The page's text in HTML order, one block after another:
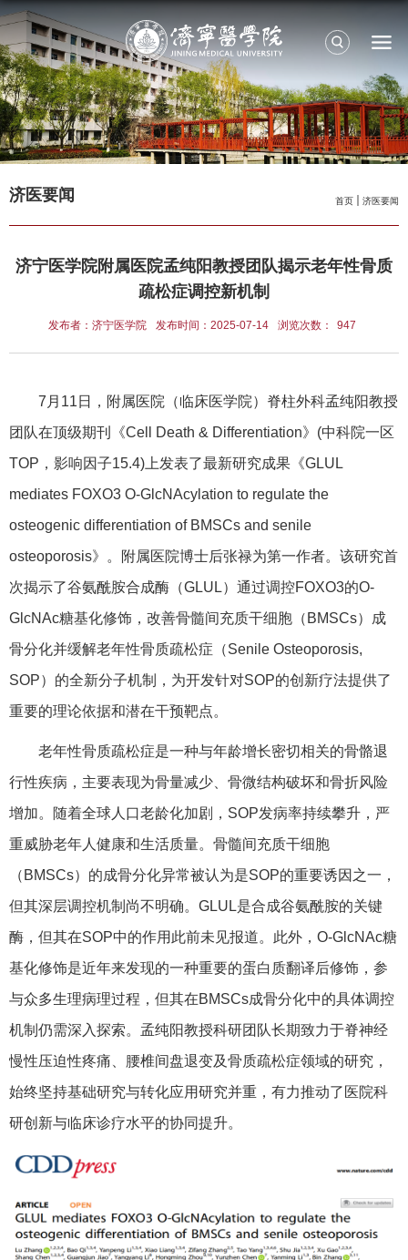
首页 济医要闻
济医要闻
济宁医学院附属医院孟纯阳教授团队揭示老年性骨质
疏松症调控新机制
发布者：济宁医学院 发布时间：2025-07-14 浏览次数： 947
7月11日，附属医院（临床医学院）脊柱外科孟纯阳教授
团队在顶级期刊《Cell Death & Differentiation》(中科院一区
TOP，影响因子15.4)上发表了最新研究成果《GLUL
mediates FOXO3 O-GlcNAcylation to regulate the
osteogenic differentiation of BMSCs and senile
osteoporosis》。附属医院博士后张禄为第一作者。该研究首
次揭示了谷氨酰胺合成酶（GLUL）通过调控FOXO3的O-
GlcNAc糖基化修饰，改善骨髓间充质干细胞（BMSCs）成
骨分化并缓解老年性骨质疏松症（Senile Osteoporosis,
SOP）的全新分子机制，为开发针对SOP的创新疗法提供了
重要的理论依据和潜在干预靶点。
老年性骨质疏松症是一种与年龄增长密切相关的骨骼退
行性疾病，主要表现为骨量减少、骨微结构破坏和骨折风险
增加。随着全球人口老龄化加剧，SOP发病率持续攀升，严
重威胁老年人健康和生活质量。骨髓间充质干细胞
（BMSCs）的成骨分化异常被认为是SOP的重要诱因之一，
但其深层调控机制尚不明确。GLUL是合成谷氨酰胺的关键
酶，但其在SOP中的作用此前未见报道。此外，O-GlcNAc糖
基化修饰是近年来发现的一种重要的蛋白质翻译后修饰，参
与众多生理病理过程，但其在BMSCs成骨分化中的具体调控
机制仍需深入探索。孟纯阳教授科研团队长期致力于脊神经
慢性压迫性疼痛、腰椎间盘退变及骨质疏松症领域的研究，
始终坚持基础研究与转化应用研究并重，有力推动了医院科
研创新与临床诊疗水平的协同提升。